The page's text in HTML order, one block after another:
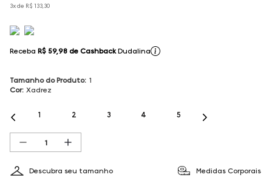
3x de R$ 133,30
Receba R$ 59,98 de Cashback Dudalina
Tamanho do Produto: 1
Cor: Xadrez
1 2 3 4 5
Descubra seu tamanho Medidas Corporais